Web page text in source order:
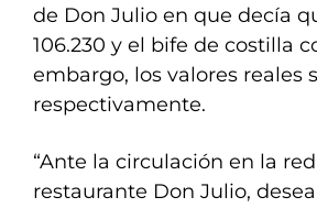
de Don Julio en que decía
106.230 y el bife de costilla
embargo, los valores reales
respectivamente.
“Ante la circulación en la
restaurante Don Julio,